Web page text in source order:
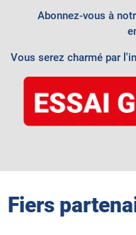
Abonnez-vous à
Vous serez charmé par
Fiers